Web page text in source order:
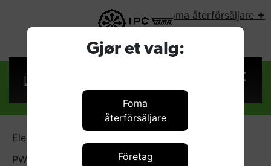
Gjør et valg:
Foma
återförsäljare
Företag
Foma återförsäljare +
VÄLJ LAND:
Logga in
Elektriska hetvattentvätt
PW-E101 NE1712 24kW